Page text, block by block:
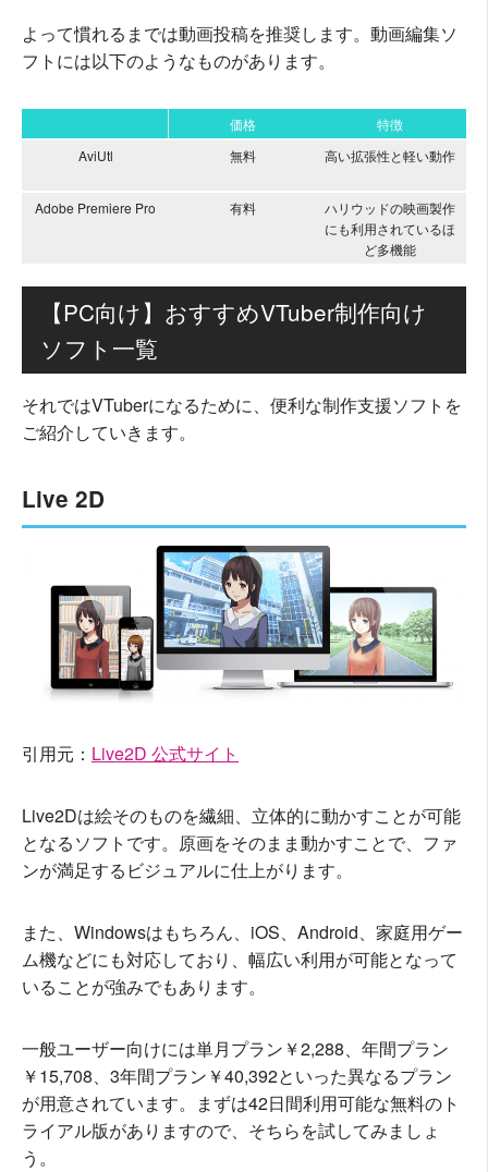
よって慣れるまでは動画投稿を推奨します。動画編集ソ
フトには以下のようなものがあります。
価格
特徴
AviUtl
無料 高い拡張性と軽い動作
Adobe Premiere Pro 有料
ハリウッドの映画製作
にも利用されているほ
ど多機能
【PC向け】おすすめVTuber制作向け
ソフト一覧
それではVTuberになるために、便利な制作支援ソフトを
ご紹介していきます。
Live 2D
引用元： Live2D 公式サイト
Live2Dは絵そのものを繊細、立体的に動かすことが可能
となるソフトです。原画をそのまま動かすことで、ファ
ンが満足するビジュアルに仕上がります。
また、Windowsはもちろん、iOS、Android、家庭用ゲー
ム機などにも対応しており、幅広い利用が可能となって
いることが強みでもあります。
一般ユーザー向けには単月プラン￥2,288、年間プラン
￥15,708、3年間プラン￥40,392といった異なるプラン
が用意されています。まずは42日間利用可能な無料のト
ライアル版がありますので、そちらを試してみましょ
う。